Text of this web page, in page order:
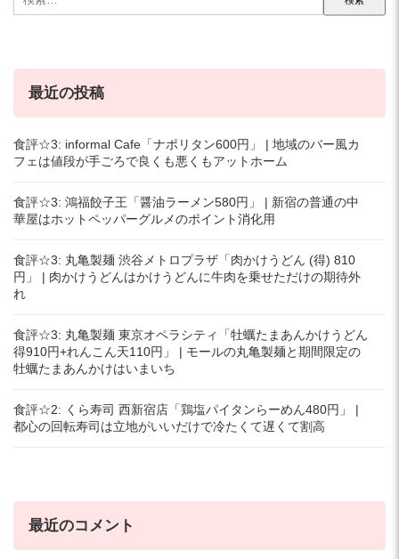
索:
最近の投稿
食評☆3: informal Cafe「ナポリタン600円」 | 地域のバー風カ
フェは値段が手ごろで良くも悪くもアットホーム
食評☆3: 鴻福餃子王「醤油ラーメン580円」 | 新宿の普通の中
華屋はホットペッパーグルメのポイント消化用
食評☆3: 丸亀製麺 渋谷メトロプラザ「肉かけうどん (得) 810
円」 | 肉かけうどんはかけうどんに牛肉を乗せただけの期待外
れ
食評☆3: 丸亀製麺 東京オペラシティ「牡蠣たまあんかけうどん
得910円+れんこん天110円」 | モールの丸亀製麺と期間限定の
牡蠣たまあんかけはいまいち
食評☆2: くら寿司 西新宿店「鶏塩パイタンらーめん480円」 |
都心の回転寿司は立地がいいだけで冷たくて遅くて割高
最近のコメント